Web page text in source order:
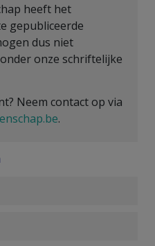
heeft het
gepubliceerde
dus niet
onze schriftelijke
Neem contact op via
.